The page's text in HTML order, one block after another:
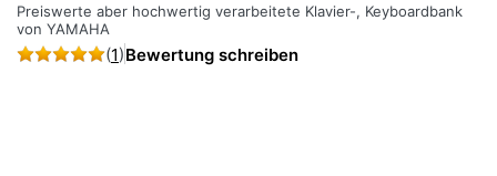
Preiswerte aber hochwertig verarbeitete Klavier-, Keyboardbank
von YAMAHA
(1)Bewertung schreiben